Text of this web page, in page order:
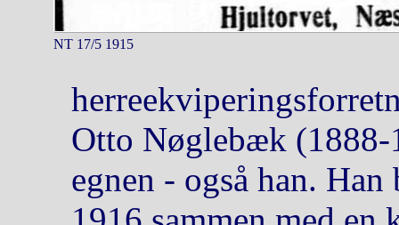
NT 17/5 1915
Otto Nøglebæk
egnen - også han.